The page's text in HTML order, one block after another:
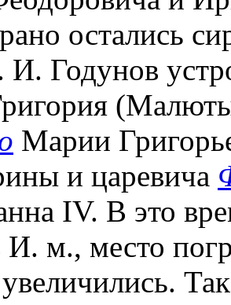
остались
И. Годунов
Марии
и царевича
IV. В это
И. м., место